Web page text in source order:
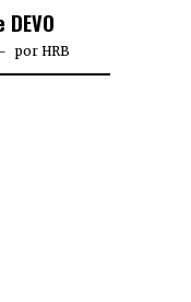
por HRB